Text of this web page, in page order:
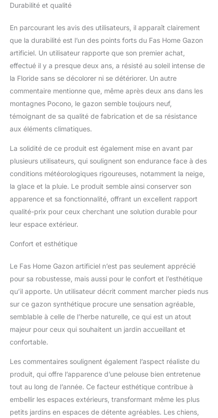
facile : l'installation de
notre gazon est très
simple, il suffit de
marquer et de creuser
une zone, de poser la
base, de rouler le gazon
et de fixer le gazon si
nécessaire. Le
remplissage est votre
choix, bien que nous le
proche de 4,5 cm et
parfait pour un look bien
entretenu. Taille
personnalisée disponible
: nous fournissons 0,3 m
à 4,6 m de largeur et 0,3
m à 30,5 m de longueur.
vous inquiétez pas avec
la politique de retour de
30 jours. N'hésitez pas à
nous contacter si vous
rencontrez un problème,
nous serons là avec
vous.
Durabilité et qualité
En parcourant les avis des utilisateurs, il apparaît clairement
que la durabilité est l’un des points forts du Fas Home Gazon
artificiel. Un utilisateur rapporte que son premier achat,
effectué il y a presque deux ans, a résisté au soleil intense de
la Floride sans se décolorer ni se détériorer. Un autre
commentaire mentionne que, même après deux ans dans les
montagnes Pocono, le gazon semble toujours neuf,
témoignant de sa qualité de fabrication et de sa résistance
aux éléments climatiques.
La solidité de ce produit est également mise en avant par
plusieurs utilisateurs, qui soulignent son endurance face à des
conditions météorologiques rigoureuses, notamment la neige,
la glace et la pluie. Le produit semble ainsi conserver son
apparence et sa fonctionnalité, offrant un excellent rapport
qualité-prix pour ceux cherchant une solution durable pour
leur espace extérieur.
Confort et esthétique
Le Fas Home Gazon artificiel n’est pas seulement apprécié
pour sa robustesse, mais aussi pour le confort et l’esthétique
qu’il apporte. Un utilisateur décrit comment marcher pieds nus
sur ce gazon synthétique procure une sensation agréable,
semblable à celle de l’herbe naturelle, ce qui est un atout
majeur pour ceux qui souhaitent un jardin accueillant et
confortable.
Les commentaires soulignent également l’aspect réaliste du
produit, qui offre l’apparence d’une pelouse bien entretenue
tout au long de l’année. Ce facteur esthétique contribue à
embellir les espaces extérieurs, transformant même les plus
petits jardins en espaces de détente agréables. Les chiens,